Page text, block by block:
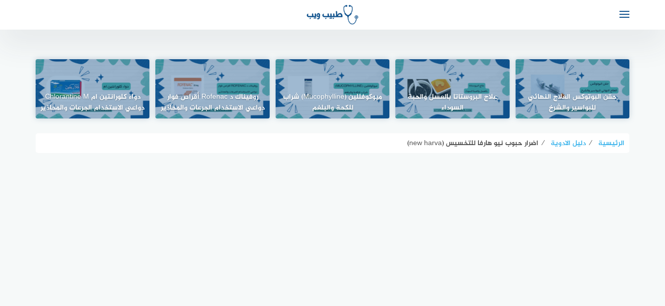
حقن البوتوكس العلاج النهائي
للبواسير والشرخ
علاج البروستاتا بالعسل والحبة
السوداء
ميوكوفللين (Mucophylline) شراب
للكحة والبلغم
روفيناك د Rofenac أقراص فوار
دواعي الاستخدام الجرعات والمحاذير
دواء كلورانتين ام Chlorantine M
دواعي الاستخدام الجرعات والمحاذير
الرئيسية ⁄ دليل الادوية ⁄ اضرار حبوب نيو هارفا للتخسيس (new harva)